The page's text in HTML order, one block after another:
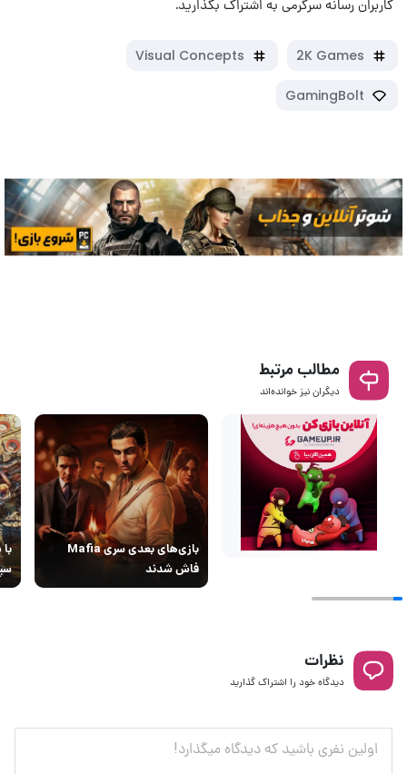
کاربران رسانه سرگرمی به اشتراک بگذارید.
2K Games
Visual Concepts
GamingBolt
مطالب مرتبط
دیگران نیز خوانده‌اند
بازی‌های بعدی سری Mafia
فاش شدند
نظرات
دیدگاه خود را اشتراک گذارید